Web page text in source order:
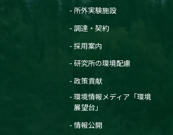
所外実験施設
調達・契約
採用案内
研究所の環境配慮
政策貢献
環境情報メディア「環境
展望台」
情報公開